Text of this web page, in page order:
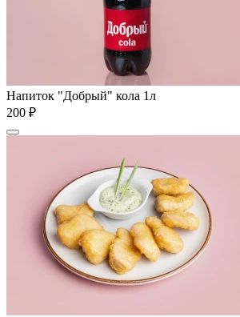
Напиток "Добрый" кола 1л
200 ₽